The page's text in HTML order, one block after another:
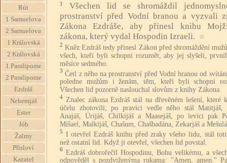
Rút
1 Samuelova
2 Samuelova
1 Královská
2 Královská
1 Paralipome
2 Paralipome
Ezdráš
Nehemjáš
Ester
Jób
Žalmy
Přísloví
Kazatel
1
Všechen lid se shromáždil
prostranství před Vodní branou a vyzvali
Zákona Ezdráše, aby přinesl knihu
zákona, který vydal Hospodin Izraeli.
☆
2 Kněz Ezdráš tedy přinesl Zákon před shromáždění
všech, kteří byli schopni rozumět, aby jej slyšeli,
měsíce sedmého.
3 Četl z něho na prostranství před Vodní branou od
poledne mužům i ženám, těm, kteří byli schopni
Všechen lid pozorně naslouchal slovům z knihy Zákona.
4 Znalec zákona Ezdráš stál na dřevěném lešení, které
účelu zhotovili; po pravici vedle něho stál Matitjáš,
Anajáš, Úrijáš, Chilkijáš a Maasejáš, po levici pak
Míšael, Malkijáš, Chašum, Chašbadána, Zekarjáš a
5 I otevřel Ezdráš knihu před zraky všeho lidu, stál
než ostatní lid. Když ji otevřel, všechen lid povstal.
6 Ezdráš dobrořečil Hospodinu, Bohu velikému, a
odpověděl s pozdviženýma rukama: "Amen, amen."